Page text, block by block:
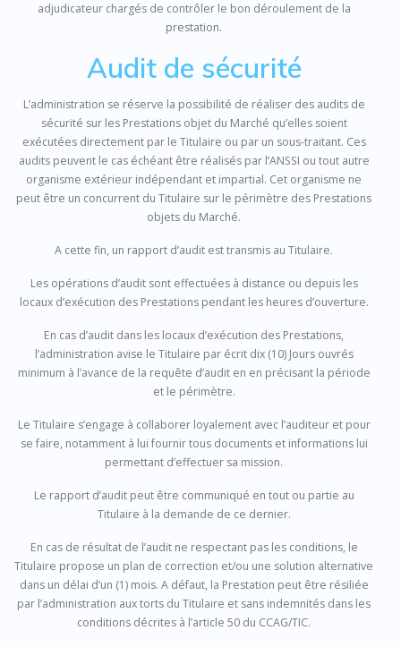
adjudicateur chargés de contrôler le bon déroulement de la
prestation.
Audit de sécurité
L’administration se réserve la possibilité de réaliser des audits de
sécurité sur les Prestations objet du Marché qu’elles soient
exécutées directement par le Titulaire ou par un sous-traitant. Ces
audits peuvent le cas échéant être réalisés par l’ANSSI ou tout autre
organisme extérieur indépendant et impartial. Cet organisme ne
peut être un concurrent du Titulaire sur le périmètre des Prestations
objets du Marché.
A cette fin, un rapport d’audit est transmis au Titulaire.
Les opérations d’audit sont effectuées à distance ou depuis les
locaux d’exécution des Prestations pendant les heures d’ouverture.
En cas d’audit dans les locaux d’exécution des Prestations,
l’administration avise le Titulaire par écrit dix (10) Jours ouvrés
minimum à l’avance de la requête d’audit en en précisant la période
et le périmètre.
Le Titulaire s’engage à collaborer loyalement avec l’auditeur et pour
se faire, notamment à lui fournir tous documents et informations lui
permettant d’effectuer sa mission.
Le rapport d’audit peut être communiqué en tout ou partie au
Titulaire à la demande de ce dernier.
En cas de résultat de l’audit ne respectant pas les conditions, le
Titulaire propose un plan de correction et/ou une solution alternative
dans un délai d’un (1) mois. A défaut, la Prestation peut être résiliée
par l’administration aux torts du Titulaire et sans indemnités dans les
conditions décrites à l’article 50 du CCAG/TIC.